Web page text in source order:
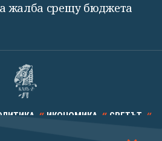
жалба срещу бюджета
ИКОНОМИКА СВЕТЪТ